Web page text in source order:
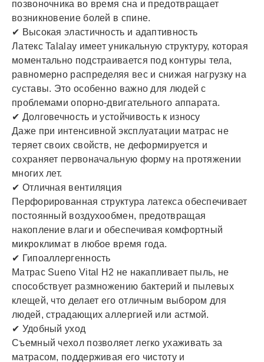
позвоночника во время сна и предотвращает
возникновение болей в спине.
✔ Высокая эластичность и адаптивность
Латекс Talalay имеет уникальную структуру, которая
моментально подстраивается под контуры тела,
равномерно распределяя вес и снижая нагрузку на
суставы. Это особенно важно для людей с
проблемами опорно-двигательного аппарата.
✔ Долговечность и устойчивость к износу
Даже при интенсивной эксплуатации матрас не
теряет своих свойств, не деформируется и
сохраняет первоначальную форму на протяжении
многих лет.
✔ Отличная вентиляция
Перфорированная структура латекса обеспечивает
постоянный воздухообмен, предотвращая
накопление влаги и обеспечивая комфортный
микроклимат в любое время года.
✔ Гипоаллергенность
Матрас Sueno Vital H2 не накапливает пыль, не
способствует размножению бактерий и пылевых
клещей, что делает его отличным выбором для
людей, страдающих аллергией или астмой.
✔ Удобный уход
Съемный чехол позволяет легко ухаживать за
матрасом, поддерживая его чистоту и